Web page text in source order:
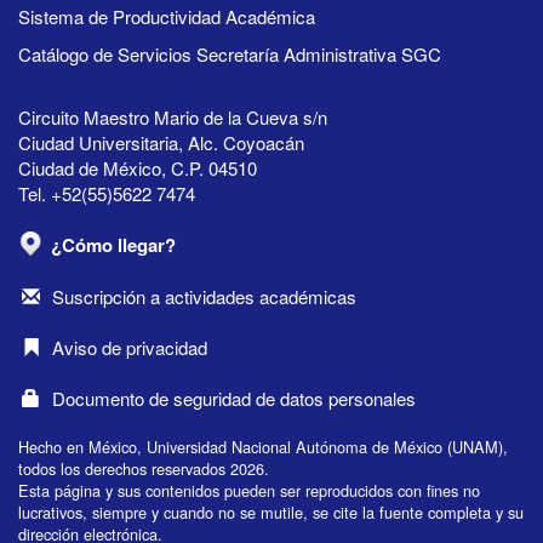
Sistema de Productividad Académica
Catálogo de Servicios Secretaría Administrativa SGC
Circuito Maestro Mario de la Cueva s/n
Ciudad Universitaria, Alc. Coyoacán
Ciudad de México, C.P. 04510
Tel. +52(55)5622 7474
¿Cómo llegar?
Suscripción a actividades académicas
Aviso de privacidad
Documento de seguridad de datos personales
Hecho en México, Universidad Nacional Autónoma de México (UNAM),
todos los derechos reservados 2026.
Esta página y sus contenidos pueden ser reproducidos con fines no
lucrativos, siempre y cuando no se mutile, se cite la fuente completa y su
dirección electrónica.